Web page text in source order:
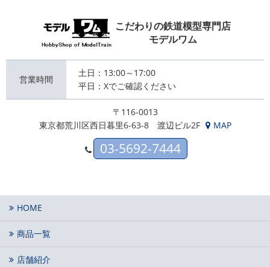
こだわりの鉄道模型専門店
モデルワム
営業時間
土日：13:00～17:00
平日：Xでご確認ください
〒116-0013
東京都荒川区西日暮里6-63-8 渡辺ビル2F
MAP
03-5692-7444
HOME
商品一覧
店舗紹介